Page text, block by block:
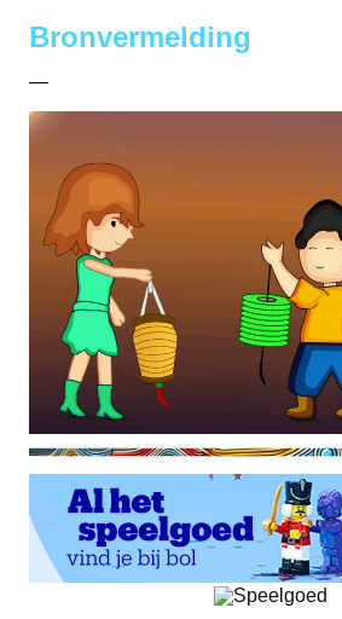
Bronvermelding
—